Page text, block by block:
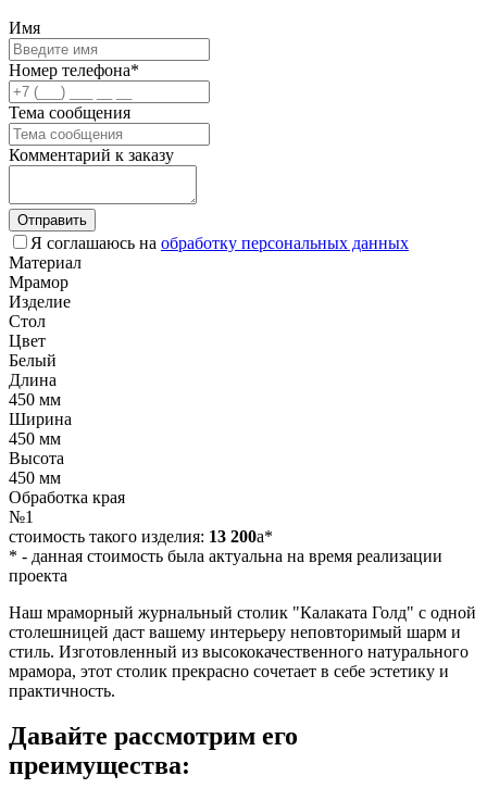
Имя
Номер телефона*
Тема сообщения
Комментарий к заказу
Отправить
Я соглашаюсь на обработку персональных данных
Материал
Мрамор
Изделие
Стол
Цвет
Белый
Длина
450 мм
Ширина
450 мм
Высота
450 мм
Обработка края
№1
стоимость такого изделия: 13 200a*
* - данная стоимость была актуальна на время реализации
проекта
Наш мраморный журнальный столик "Калаката Голд" с одной
столешницей даст вашему интерьеру неповторимый шарм и
стиль. Изготовленный из высококачественного натурального
мрамора, этот столик прекрасно сочетает в себе эстетику и
практичность.
Давайте рассмотрим его
преимущества: